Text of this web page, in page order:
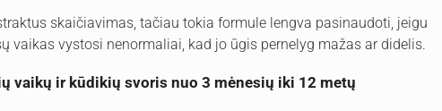
skaičiavimas, tačiau tokia formule lengva pasinaudoti, jeigu
vaikas vystosi nenormaliai, kad jo ūgis pernelyg mažas ar didelis.
vaikų ir kūdikių svoris nuo 3 mėnesių iki 12 metų